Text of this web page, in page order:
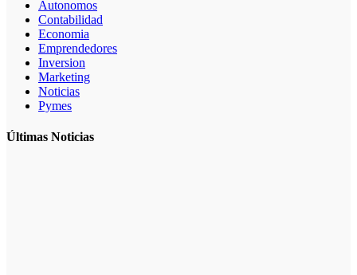
Autonomos
Contabilidad
Economia
Emprendedores
Inversion
Marketing
Noticias
Pymes
Últimas Noticias